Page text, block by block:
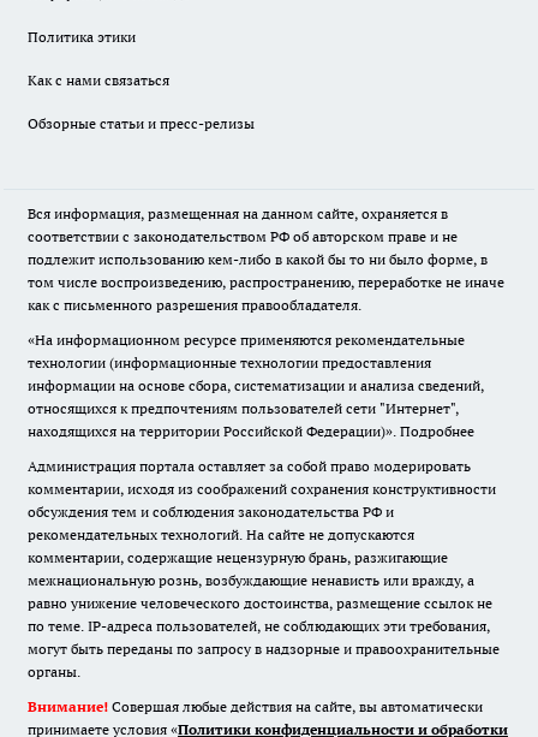
Политика этики
Как с нами связаться
Обзорные статьи и пресс-релизы
Вся информация, размещенная на данном сайте, охраняется в
соответствии с законодательством РФ об авторском праве и не
подлежит использованию кем-либо в какой бы то ни было форме, в
том числе воспроизведению, распространению, переработке не иначе
как с письменного разрешения правообладателя.
«На информационном ресурсе применяются рекомендательные
технологии (информационные технологии предоставления
информации на основе сбора, систематизации и анализа сведений,
относящихся к предпочтениям пользователей сети "Интернет",
находящихся на территории Российской Федерации)». Подробнее
Администрация портала оставляет за собой право модерировать
комментарии, исходя из соображений сохранения конструктивности
обсуждения тем и соблюдения законодательства РФ и
рекомендательных технологий. На сайте не допускаются
комментарии, содержащие нецензурную брань, разжигающие
межнациональную рознь, возбуждающие ненависть или вражду, а
равно унижение человеческого достоинства, размещение ссылок не
по теме. IP-адреса пользователей, не соблюдающих эти требования,
могут быть переданы по запросу в надзорные и правоохранительные
органы.
Внимание! Совершая любые действия на сайте, вы автоматически
принимаете условия «Политики конфиденциальности и обработки